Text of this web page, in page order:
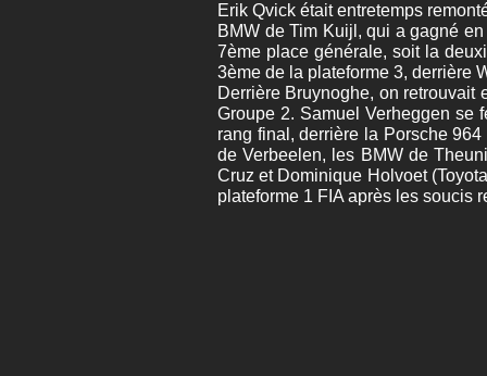
Erik Qvick était entretemps
BMW de Tim Kuijl, qui a gagné
7ème place générale, soit la
3ème de la plateforme 3, derrière
Derrière Bruynoghe, on
Groupe 2. Samuel Verheggen se
rang final, derrière la Porsche
de Verbeelen, les BMW de
Cruz et Dominique Holvoet
plateforme 1 FIA après les soucis